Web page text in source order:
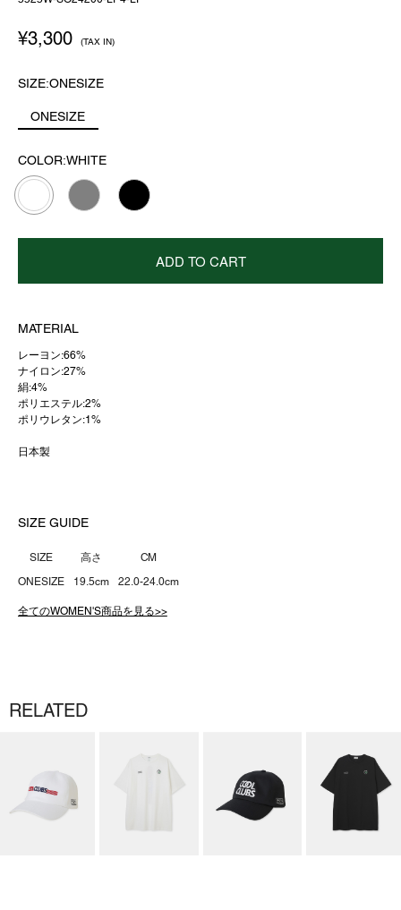
¥3,300 (TAX IN)
SIZE:ONESIZE
ONESIZE
COLOR:WHITE
ADD TO CART
MATERIAL
レーヨン:66%
ナイロン:27%
絹:4%
ポリエステル:2%
ポリウレタン:1%
日本製
SIZE GUIDE
SIZE 高さ
CM
ONESIZE
19.5cm 22.0-24.0cm
全てのWOMEN'S商品を見る>>
RELATED